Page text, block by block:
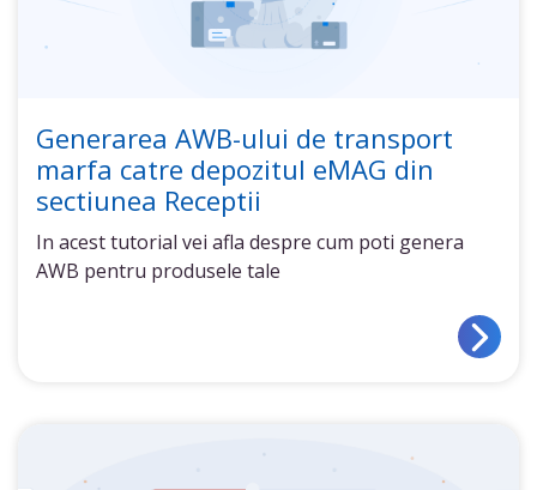
Generarea AWB-ului de transport
marfa catre depozitul eMAG din
sectiunea Receptii
In acest tutorial vei afla despre cum poti genera
AWB pentru produsele tale